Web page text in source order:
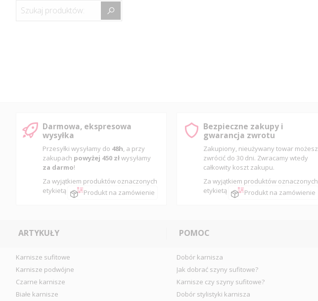
Szukaj produktów:
Darmowa, ekspresowa
wysyłka
Przesyłki wysyłamy do 48h, a przy
zakupach powyżej 450 złwysyłamy
za darmo!
Za wyjątkiem produktów oznaczonych
etykietą
Produkt na zamówienie
Bezpieczne zakupy i
gwarancja zwrotu
Zakupiony, nieużywany towar możesz
zwrócić do 30 dni. Zwracamy wtedy
całkowity koszt zakupu.
Za wyjątkiem produktów oznaczonych
etykietą
Produkt na zamówienie
ARTYKUŁY
Karnisze sufitowe
Karnisze podwójne
Czarne karnisze
Białe karnisze
POMOC
Dobór karnisza
Jak dobrać szyny sufitowe?
Karnisze czy szyny sufitowe?
Dobór stylistyki karnisza